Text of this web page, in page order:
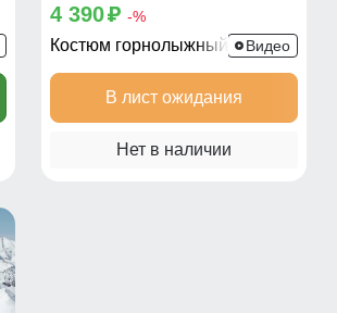
4 390p -%
Костюм горнолыжный 389Ch
Видео
В лист ожидания
Нет в наличии